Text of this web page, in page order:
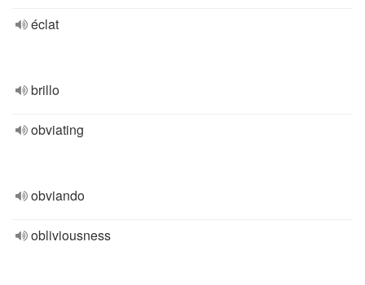
éclat
brillo
obviating
obviando
obliviousness